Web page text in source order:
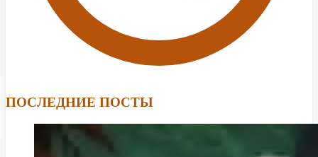
ПОСЛЕДНИЕ ПОСТЫ